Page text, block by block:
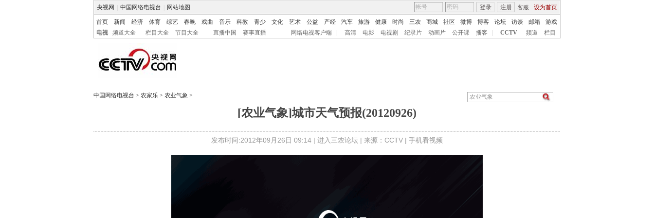
央视网 中国网络电视台 网站地图 客服 设为首页
登录 注册
首页 新闻 经济 体育 综艺 春晚 戏曲 音乐 科教 青少 文化 艺术 公益 产经 汽车 旅游 健康 时尚 三农 商城 社区 微博 博客 论坛 访谈 邮箱
游戏
电视
频道大全 栏目大全 节目大全 直播中国 赛事直播 网络电视客户端 高清 电影 电视剧 纪录片 动画片 公开课 播客 CCTV 频道 栏目
中国网络电视台 > 农家乐 > 农业气象 >
[农业气象]城市天气预报(20120926)
发布时间:2012年09月26日 09:14 | 进入三农论坛 | 来源：CCTV | 手机看视频